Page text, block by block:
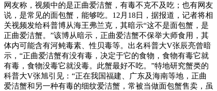
网友称，视频中的是正曲爱洁蟹，有毒不克不及吃；也有网友
说，是常见的面包蟹，能够吃。12月18日，据报道，记者将相
关视频发给科普博从海王弗兰克，其暗示“这不是面包蟹，是
正曲爱洁蟹。”该博从暗示，正曲爱洁蟹不保举大师食用，其
体内可能含有河鲀毒素、性贝毒等。出名科普大V张辰亮曾暗
示，“正曲爱洁蟹有没有毒，决定于它的食物，食物有毒它就
有毒，食物没毒它就没毒。此蟹最好不吃。”特地研究蟹类的
科普大V张旭引见：“正在我国福建、广东及海南等地，正曲
爱洁蟹和另一种有毒的细纹爱洁蟹，常被当做面包蟹售卖，虽